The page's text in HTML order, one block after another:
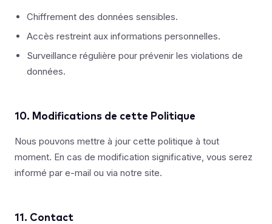
Chiffrement des données sensibles.
Accès restreint aux informations personnelles.
Surveillance régulière pour prévenir les violations de
données.
10. Modifications de cette Politique
Nous pouvons mettre à jour cette politique à tout
moment. En cas de modification significative, vous serez
informé par e-mail ou via notre site.
11. Contact